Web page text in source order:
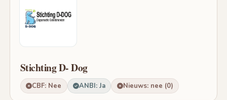
Stichting D- Dog
CBF: Nee ANBI: Ja Nieuws: nee (0)